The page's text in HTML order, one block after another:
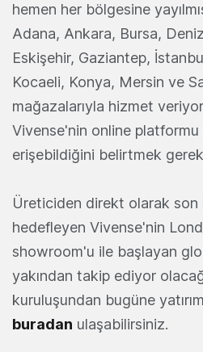
hemen her bölgesine
Adana, Ankara, Bursa,
Eskişehir, Gaziantep,
Kocaeli, Konya, Mersin ve
mağazalarıyla hizmet
Vivense'nin online
erişebildiğini belirtmek
Üreticiden direkt olarak son
hedefleyen Vivense'nin
showroom'u ile başlayan
yakından takip ediyor
kuruluşundan bugüne
buradan ulaşabilirsiniz.